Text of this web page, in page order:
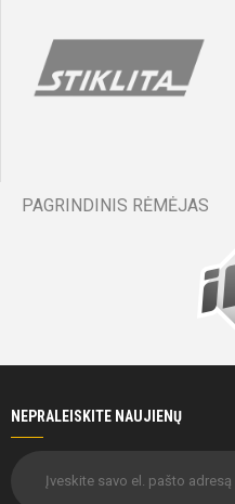
PAGRINDINIS RĖMĖJAS
NEPRALEISKITE NAUJIENŲ